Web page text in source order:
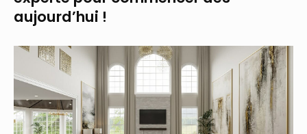
aujourd’hui !